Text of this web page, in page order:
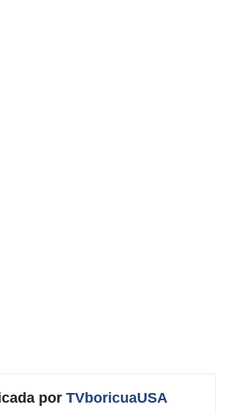
por TVboricuaUSA